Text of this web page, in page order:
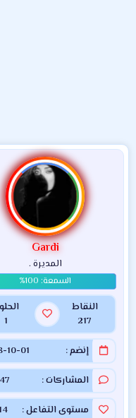
Gardi
المديرة .
النقاط
217
1
إنضم 10-01
المشاركات
مستوى التفاعل